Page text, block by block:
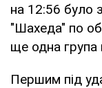
на 12:56 було
"Шахеда" по
ще одна група
Першим під